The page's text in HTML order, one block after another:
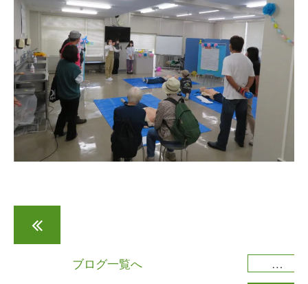
ブログ一覧へ